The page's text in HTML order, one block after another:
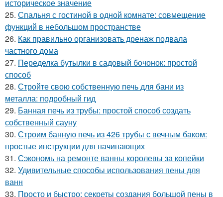
историческое значение
25. Спальня с гостиной в одной комнате: совмещение
функций в небольшом пространстве
26. Как правильно организовать дренаж подвала
частного дома
27. Переделка бутылки в садовый бочонок: простой
способ
28. Стройте свою собственную печь для бани из
металла: подробный гид
29. Банная печь из трубы: простой способ создать
собственный сауну
30. Строим банную печь из 426 трубы с вечным баком:
простые инструкции для начинающих
31. Сэкономь на ремонте ванны королевы за копейки
32. Удивительные способы использования пены для
ванн
33. Просто и быстро: секреты создания большой пены в